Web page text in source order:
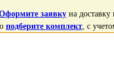
заявку на
подберите комплект , с